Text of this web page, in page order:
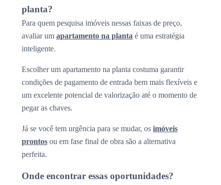
planta?
Para quem pesquisa imóveis nessas faixas de preço,
avaliar um apartamento na planta é uma estratégia
inteligente.
Escolher um apartamento na planta costuma garantir
condições de pagamento de entrada bem mais flexíveis e
um excelente potencial de valorização até o momento de
pegar as chaves.
Já se você tem urgência para se mudar, os imóveis
prontos ou em fase final de obra são a alternativa
perfeita.
Onde encontrar essas oportunidades?